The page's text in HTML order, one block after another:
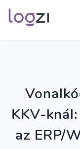
KKV-
az ERP/